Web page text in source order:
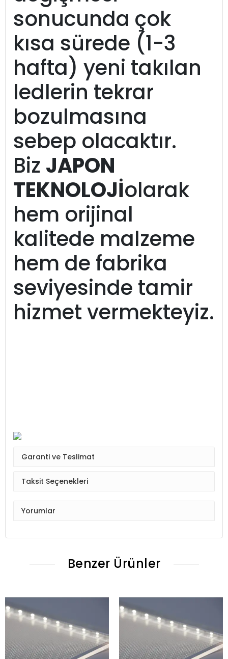
sonucunda çok
kısa sürede (1-3
hafta) yeni takılan
ledlerin tekrar
bozulmasına
sebep olacaktır.
Biz JAPON
TEKNOLOJİolarak
hem orijinal
kalitede malzeme
hem de fabrika
seviyesinde tamir
hizmet vermekteyiz.
Garanti ve Teslimat
Taksit Seçenekleri
Yorumlar
Benzer Ürünler